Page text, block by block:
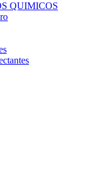
QUIMICOS